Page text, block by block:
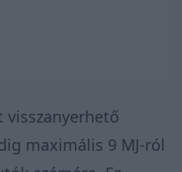
visszanyerhető
maximális 9 MJ-ról